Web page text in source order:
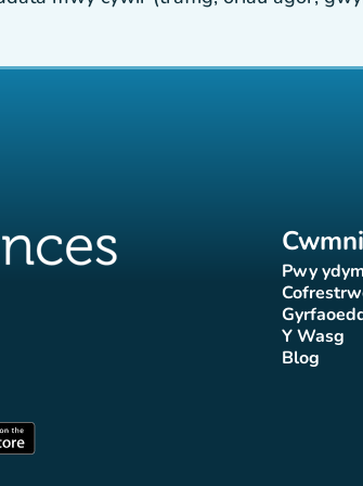
Cwmni
Pwy
(tab
Y Wasg
(tab
Blog
(tab